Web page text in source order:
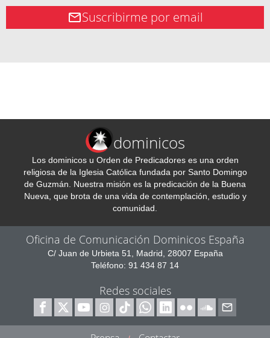
Suscribirme por email
dominicos
Los dominicos u Orden de Predicadores es una orden
religiosa de la Iglesia Católica fundada por Santo Domingo
de Guzmán. Nuestra misión es la predicación de la Buena
Nueva, que brota de una vida de contemplación, estudio y
comunidad.
Oficina de Comunicación Dominicos España
C/ Juan de Urbieta 51, Madrid, 28007 España
Teléfono: 91 434 87 14
Redes sociales